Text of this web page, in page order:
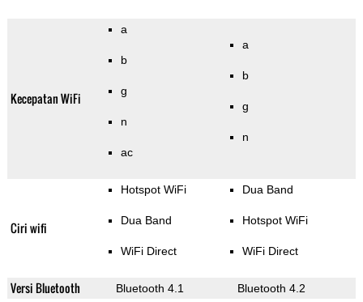
Kecepatan WiFi
a
b
g
n
ac
a
b
g
n
Ciri wifi
Hotspot WiFi
Dua Band
WiFi Direct
Dua Band
Hotspot WiFi
WiFi Direct
Versi Bluetooth Bluetooth 4.1 Bluetooth 4.2